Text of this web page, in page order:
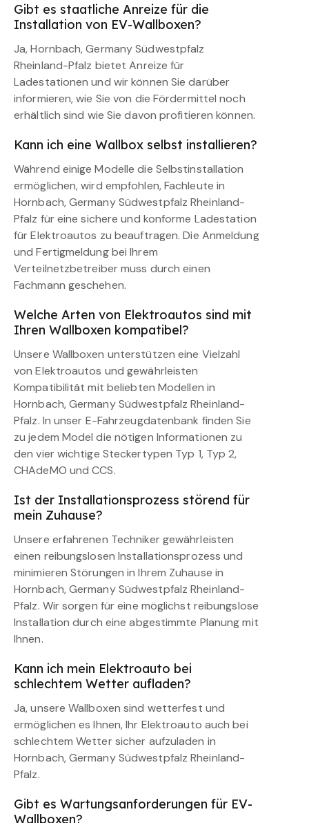
Gibt es staatliche Anreize für die
Installation von EV-Wallboxen?
Ja, Hornbach, Germany Südwestpfalz
Rheinland-Pfalz bietet Anreize für
Ladestationen und wir können Sie darüber
informieren, wie Sie von die Fördermittel noch
erhältlich sind wie Sie davon profitieren können.
Kann ich eine Wallbox selbst installieren?
Während einige Modelle die Selbstinstallation
ermöglichen, wird empfohlen, Fachleute in
Hornbach, Germany Südwestpfalz Rheinland-
Pfalz für eine sichere und konforme Ladestation
für Elektroautos zu beauftragen. Die Anmeldung
und Fertigmeldung bei Ihrem
Verteilnetzbetreiber muss durch einen
Fachmann geschehen.
Welche Arten von Elektroautos sind mit
Ihren Wallboxen kompatibel?
Unsere Wallboxen unterstützen eine Vielzahl
von Elektroautos und gewährleisten
Kompatibilität mit beliebten Modellen in
Hornbach, Germany Südwestpfalz Rheinland-
Pfalz. In unser E-Fahrzeugdatenbank finden Sie
zu jedem Model die nötigen Informationen zu
den vier wichtige Steckertypen Typ 1, Typ 2,
CHAdeMO und CCS.
Ist der Installationsprozess störend für
mein Zuhause?
Unsere erfahrenen Techniker gewährleisten
einen reibungslosen Installationsprozess und
minimieren Störungen in Ihrem Zuhause in
Hornbach, Germany Südwestpfalz Rheinland-
Pfalz. Wir sorgen für eine möglichst reibungslose
Installation durch eine abgestimmte Planung mit
Ihnen.
Kann ich mein Elektroauto bei
schlechtem Wetter aufladen?
Ja, unsere Wallboxen sind wetterfest und
ermöglichen es Ihnen, Ihr Elektroauto auch bei
schlechtem Wetter sicher aufzuladen in
Hornbach, Germany Südwestpfalz Rheinland-
Pfalz.
Gibt es Wartungsanforderungen für EV-
Wallboxen?